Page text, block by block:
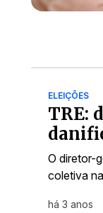
ELEIÇÕES
TRE:
O diretor-
coletiva
há 3 anos